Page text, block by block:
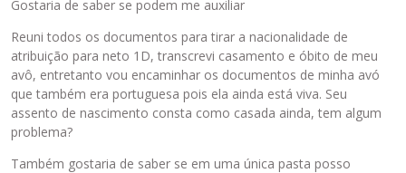
Gostaria de saber se podem me auxiliar
Reuni todos os documentos para tirar a nacionalidade de
atribuição para neto 1D, transcrevi casamento e óbito de meu
avô, entretanto vou encaminhar os documentos de minha avó
que também era portuguesa pois ela ainda está viva. Seu
assento de nascimento consta como casada ainda, tem algum
problema?
Também gostaria de saber se em uma única pasta posso